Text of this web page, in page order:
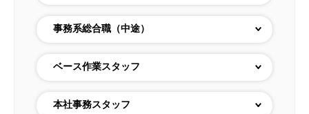
事務系総合職（中途）
ベース作業スタッフ
本社事務スタッフ